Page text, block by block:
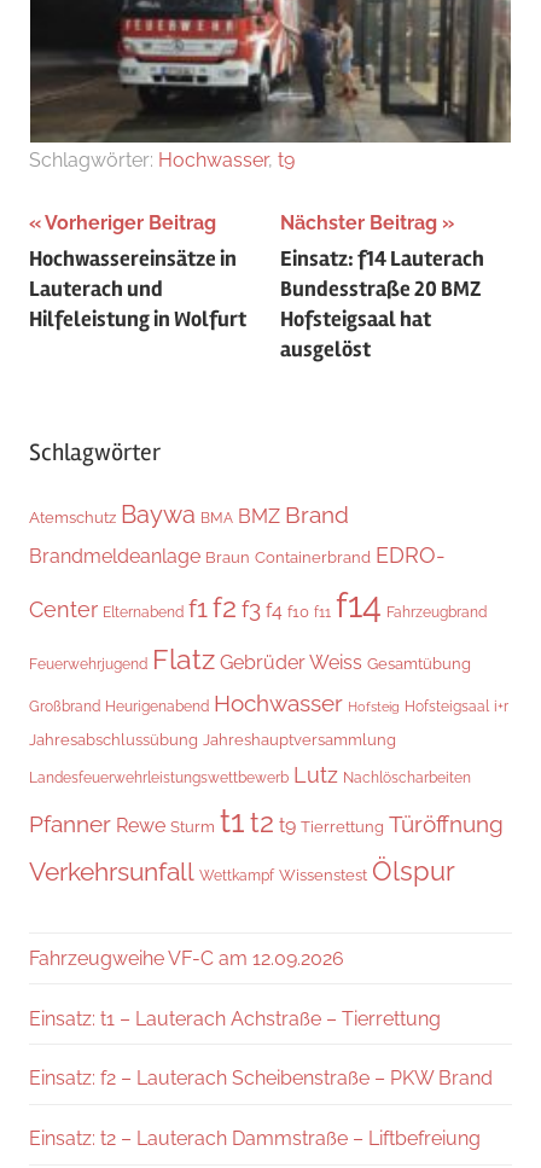
Schlagwörter: Hochwasser, t9
Beitragsnavigation
Vorheriger Beitrag
Hochwassereinsätze in
Lauterach und
Hilfeleistung in Wolfurt
Nächster Beitrag
Einsatz: f14 Lauterach
Bundesstraße 20 BMZ
Hofsteigsaal hat
ausgelöst
Schlagwörter
Atemschutz Baywa BMA BMZ Brand
Brandmeldeanlage Braun Containerbrand EDRO-
Center Elternabend f1f2 f3 f4 f10 f11 f14 Fahrzeugbrand
Feuerwehrjugend Flatz Gebrüder Weiss Gesamtübung
Großbrand Heurigenabend Hochwasser Hofsteig Hofsteigsaal i+r
Jahresabschlussübung Jahreshauptversammlung
Landesfeuerwehrleistungswettbewerb Lutz Nachlöscharbeiten
Pfanner Rewe Sturm t1t2 t9 Tierrettung Türöffnung
Verkehrsunfall Wettkampf Wissenstest Ölspur
Fahrzeugweihe VF-C am 12.09.2026
Einsatz: t1 – Lauterach Achstraße – Tierrettung
Einsatz: f2 – Lauterach Scheibenstraße – PKW Brand
Einsatz: t2 – Lauterach Dammstraße – Liftbefreiung